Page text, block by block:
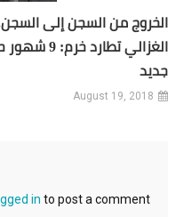
الخروج من السجن إلى
الغزالي
جديد
August 19, 2018
in to post a comment.